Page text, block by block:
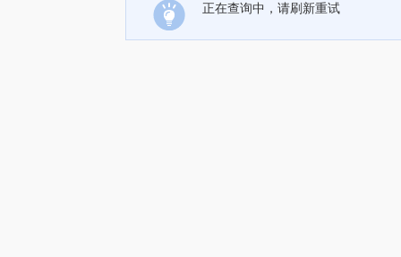
正在查询中，请刷新重试